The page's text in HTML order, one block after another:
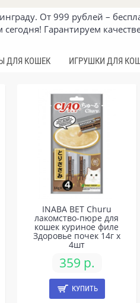
От 999 рублей –
Гарантируем
ДЛЯ КОШЕК ИГРУШКИ ДЛЯ
INABA ВЕТ Churu
лакомство-пюре для
кошек куриное филе
Здоровье почек 14г х
4шт
359 р.
КУПИТЬ